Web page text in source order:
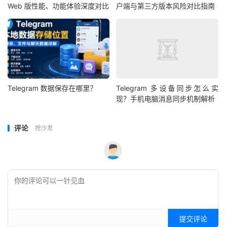
Web 版性能、功能体验深度对比
户端与第三方版本风险对比指南
Telegram 数据保存在哪里？
Telegram 多设备同步怎么实
现？手机电脑消息同步机制解析
评论 抢沙发
提交评论